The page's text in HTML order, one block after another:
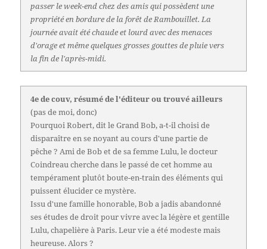
passer le week-end chez des amis qui possèdent une
propriété en bordure de la forêt de Rambouillet. La
journée avait été chaude et lourd avec des menaces
d'orage et même quelques grosses gouttes de pluie vers
la fin de l'après-midi.
4e de couv, résumé de l'éditeur ou trouvé ailleurs
(pas de moi, donc)
Pourquoi Robert, dit le Grand Bob, a-t-il choisi de
disparaître en se noyant au cours d'une partie de
pêche ? Ami de Bob et de sa femme Lulu, le docteur
Coindreau cherche dans le passé de cet homme au
tempérament plutôt boute-en-train des éléments qui
puissent élucider ce mystère.
Issu d'une famille honorable, Bob a jadis abandonné
ses études de droit pour vivre avec la légère et gentille
Lulu, chapelière à Paris. Leur vie a été modeste mais
heureuse. Alors ?